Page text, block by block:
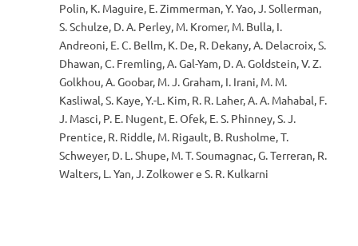
Polin, K. Maguire, E. Zimmerman, Y. Yao, J. Sollerman,
S. Schulze, D. A. Perley, M. Kromer, M. Bulla, I.
Andreoni, E. C. Bellm, K. De, R. Dekany, A. Delacroix, S.
Dhawan, C. Fremling, A. Gal-Yam, D. A. Goldstein, V. Z.
Golkhou, A. Goobar, M. J. Graham, I. Irani, M. M.
Kasliwal, S. Kaye, Y.-L. Kim, R. R. Laher, A. A. Mahabal, F.
J. Masci, P. E. Nugent, E. Ofek, E. S. Phinney, S. J.
Prentice, R. Riddle, M. Rigault, B. Rusholme, T.
Schweyer, D. L. Shupe, M. T. Soumagnac, G. Terreran, R.
Walters, L. Yan, J. Zolkower e S. R. Kulkarni